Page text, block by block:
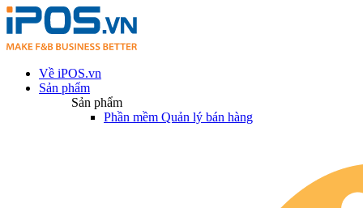
Về iPOS.vn
Sản phẩm
Sản phẩm
Phần mềm Quản lý bán hàng